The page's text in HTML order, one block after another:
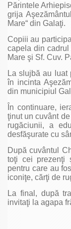
Părintele
grija
Mare“ din Galaţi.
Copiii au
capela din cadrul
Mare şi Sf. Cuv.
La slujbă au luat
în incinta
din municipiul
În continuare,
ţinut un cuvânt
rugăciunii, a
desfăşurate cu
După cuvântul
toţi cei prezenţi
pentru care au
iconiţe, cărţi de
La final, după
invitaţi la agapa